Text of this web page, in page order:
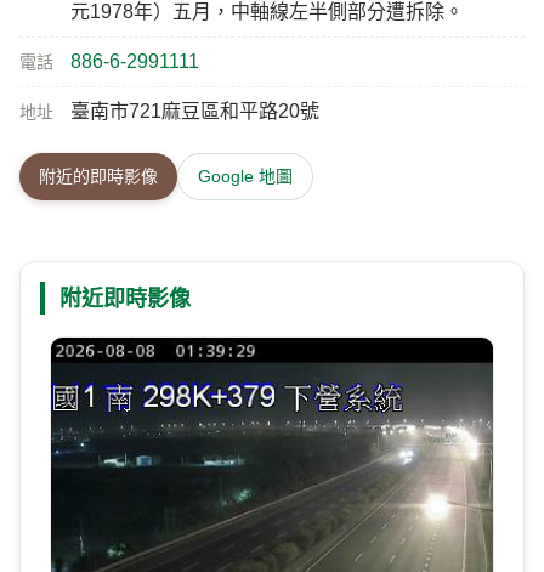
元1978年）五月，中軸線左半側部分遭拆除。
電話 886-6-2991111
地址 臺南市721麻豆區和平路20號
附近的即時影像 Google 地圖
附近即時影像